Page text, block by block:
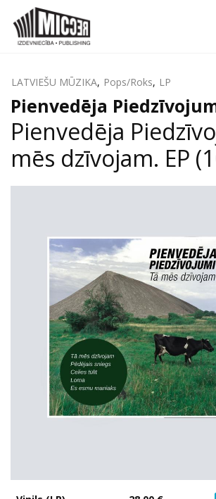
LATVIEŠU MŪZIKA, Pops/Roks, LP
Pienvedēja
Pienvedēja
mēs dzīvojam. EP